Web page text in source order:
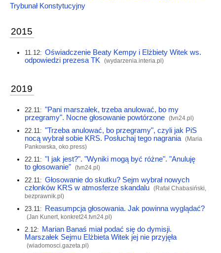
Trybunał Konstytucyjny
2015
11.12: Oświadczenie Beaty Kempy i Elżbiety Witek ws.
odpowiedzi prezesa TK
(wydarzenia.interia.pl)
2019
22.11: "Pani marszałek, trzeba anulować, bo my
przegramy". Nocne głosowanie powtórzone (tvn24.pl)
22.11: "Trzeba anulować, bo przegramy", czyli jak PiS
nocą wybrał sobie KRS. Posłuchaj tego nagrania (Maria
Pankowska, oko.press)
22.11: "I jak jest?". "Wyniki mogą być różne". "Anuluję
to głosowanie" (tvn24.pl)
22.11: Głosowanie do skutku? Sejm wybrał nowych
członków KRS w atmosferze skandalu (Rafał Chabasiński,
bezprawnik.pl)
23.11: Reasumpcja głosowania. Jak powinna wyglądać?
(Jan Kunert, konkret24.tvn24.pl)
2.12: Marian Banaś miał podać się do dymisji.
Marszałek Sejmu Elżbieta Witek jej nie przyjęła
(wiadomosci.gazeta.pl)